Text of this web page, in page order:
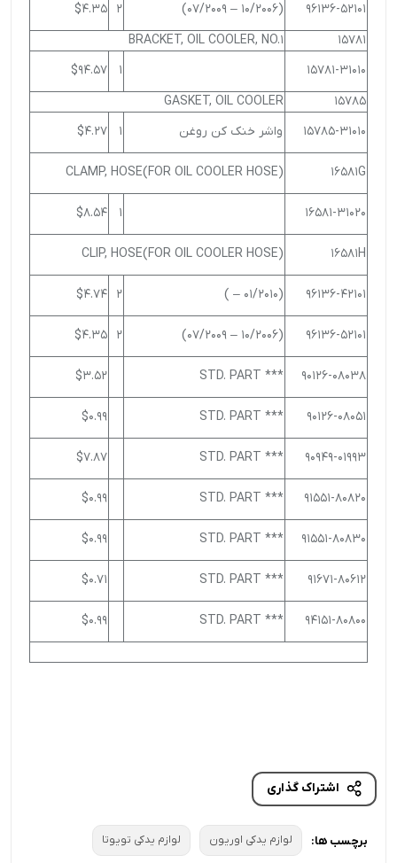
96136-52101
(10/2006 – 07/2009)
2
$4.35
15781
BRACKET, OIL COOLER, NO.1
15781-31010
1
$94.57
15785
GASKET, OIL COOLER
15785-31010
واشر خنک کن روغن 1
$4.27
16581G
CLAMP, HOSE(FOR OIL COOLER HOSE)
16581-31020
1
$8.54
16581H
CLIP, HOSE(FOR OIL COOLER HOSE)
96136-42101
(01/2010 – )
2
$4.74
96136-52101
(10/2006 – 07/2009)
2
$4.35
90126-08038
*** STD. PART
$3.52
90126-08051
*** STD. PART
$0.99
90949-01993
*** STD. PART
$7.87
91551-80820
*** STD. PART
$0.99
91551-80830
*** STD. PART
$0.99
91671-80612
*** STD. PART
$0.71
94151-80800
*** STD. PART
$0.99
اشتراک گذاری
برچسب ها: لوازم یدکی اوریون لوازم یدکی تویوتا